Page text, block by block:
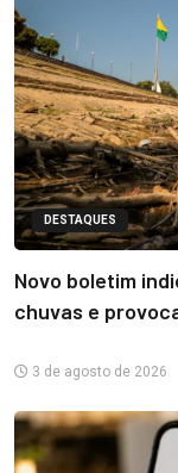
DESTAQUES
Novo boletim
chuvas e
3 de agosto de 2026